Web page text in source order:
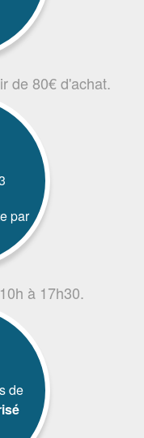
de 80€ d'achat.
par
à 17h30.
de